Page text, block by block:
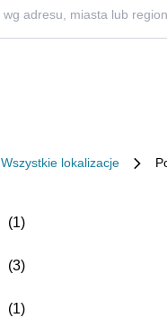
Wszystkie lokalizacje
(1)
(3)
(1)